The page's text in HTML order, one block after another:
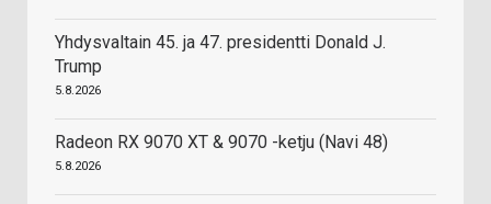
Yhdysvaltain 45. ja 47. presidentti Donald J.
Trump
5.8.2026
Radeon RX 9070 XT & 9070 -ketju (Navi 48)
5.8.2026